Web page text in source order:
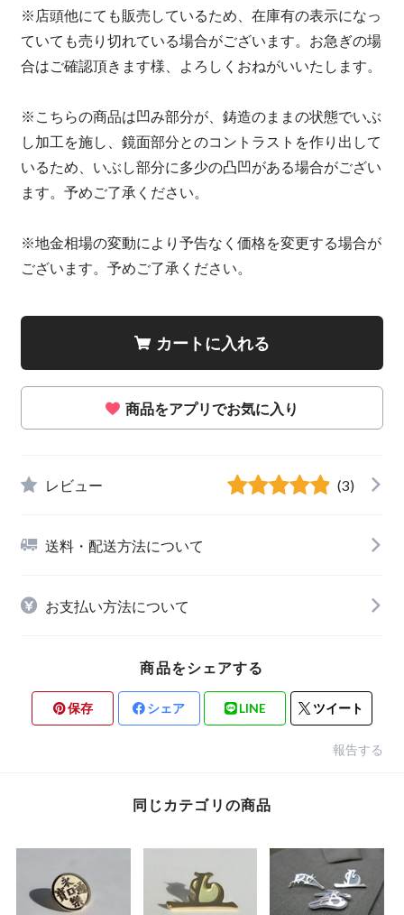
※店頭他にても販売しているため、在庫有の表示になっ
ていても売り切れている場合がございます。お急ぎの場
合はご確認頂きます様、よろしくおねがいいたします。
※こちらの商品は凹み部分が、鋳造のままの状態でいぶ
し加工を施し、鏡面部分とのコントラストを作り出して
いるため、いぶし部分に多少の凸凹がある場合がござい
ます。予めご了承ください。
※地金相場の変動により予告なく価格を変更する場合が
ございます。予めご了承ください。
カートに入れる
商品をアプリでお気に入り
レビュー (3)
送料・配送方法について
お支払い方法について
商品をシェアする
保存 シェア LINE ツイート
報告する
同じカテゴリの商品